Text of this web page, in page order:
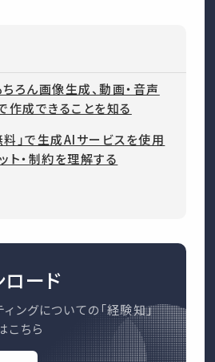
ろん画像生成、動画・音声
作成できることを知る
」で生成AIサービスを使用
ト・制約を理解する
ード
ングについての「経験知」
こちら